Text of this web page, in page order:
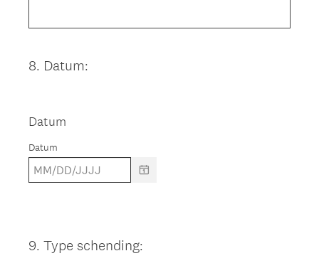
Question
8. Datum:
Datum
Datum
Question
9. Type schending: